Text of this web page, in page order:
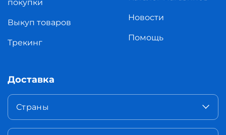
покупки
Выкуп товаров
Трекинг
Новости
Помощь
Доставка
Страны